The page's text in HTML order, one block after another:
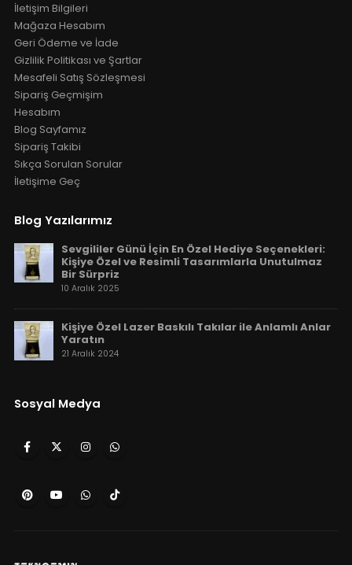
İletişim Bilgileri
Mağaza Hesabım
Geri Ödeme ve İade
Gizlilik Politikası ve Şartlar
Mesafeli Satış Sözleşmesi
Sipariş Geçmişim
Hesabım
Blog Sayfamız
Sipariş Takibi
Sıkça Sorulan Sorular
İletişime Geç
Blog Yazılarımız
Sevgililer Günü İçin En Özel Hediye Seçenekleri:
Kişiye Özel ve Resimli Tasarımlarla Unutulmaz
Bir Sürpriz
10 Aralık 2025
Kişiye Özel Lazer Baskılı Takılar ile Anlamlı Anlar
Yaratın
21 Aralık 2024
Sosyal Medya